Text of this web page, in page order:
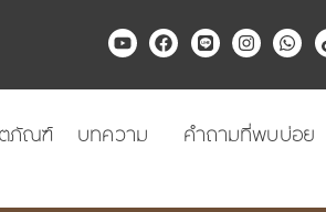
Y
o
t
e
F
a
e
L
i
e
I
n
t
g
r
W
h
t
a
p
ภัณฑ์ บทความ คำถามที่พบบ่อย